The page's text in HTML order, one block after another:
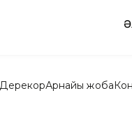
ДерекқорАрнайы жоба